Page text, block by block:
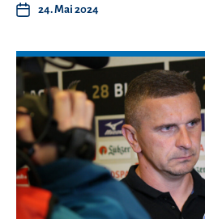
24. Mai 2024